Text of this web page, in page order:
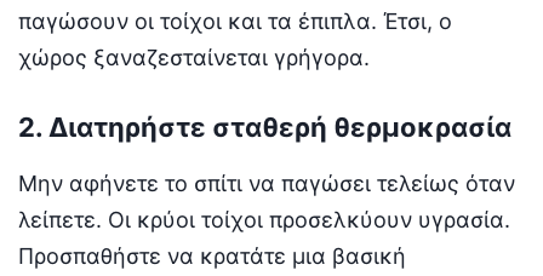
παγώσουν οι τοίχοι και τα έπιπλα. Έτσι, ο
χώρος ξαναζεσταίνεται γρήγορα.
2. Διατηρήστε σταθερή θερμοκρασία
Μην αφήνετε το σπίτι να παγώσει τελείως όταν
λείπετε. Οι κρύοι τοίχοι προσελκύουν υγρασία.
Προσπαθήστε να κρατάτε μια βασική